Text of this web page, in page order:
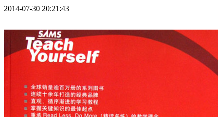
2014-07-30 20:21:43